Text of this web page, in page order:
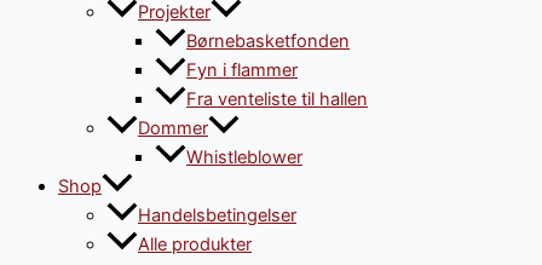
Projekter
Børnebasketfonden
Fyn i flammer
Fra venteliste til hallen
Dommer
Whistleblower
Shop
Handelsbetingelser
Alle produkter